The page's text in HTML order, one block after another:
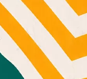
xocar amb
lloc
en
la